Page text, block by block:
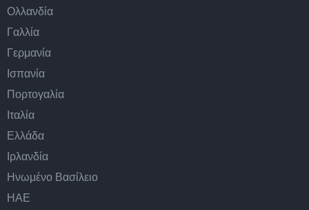
Ολλανδία
Γαλλία
Γερμανία
Ισπανία
Πορτογαλία
Ιταλία
Ελλάδα
Ιρλανδία
Ηνωμένο Βασίλειο
ΗΑΕ